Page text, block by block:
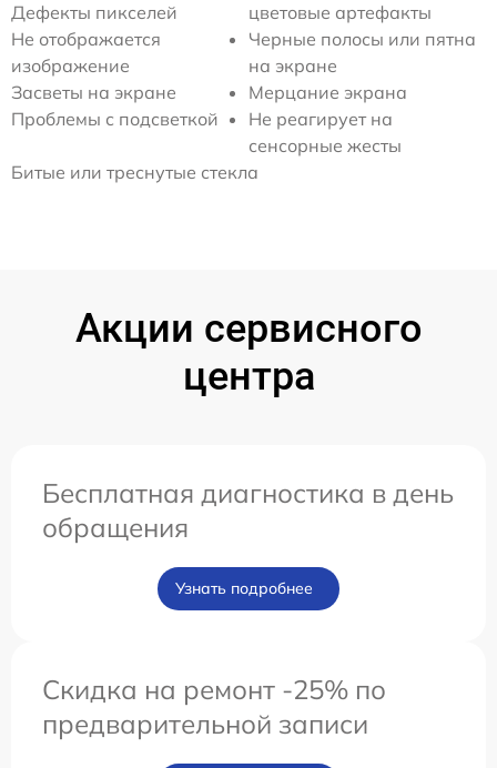
Дефекты пикселей
Не отображается
изображение
Засветы на экране
Проблемы с подсветкой
цветовые артефакты
Черные полосы или пятна
на экране
Мерцание экрана
Не реагирует на
сенсорные жесты
Битые или треснутые стекла
Акции сервисного
центра
Бесплатная диагностика в день
обращения
Узнать подробнее
Скидка на ремонт -25% по
предварительной записи